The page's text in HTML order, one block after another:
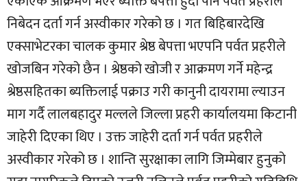
निबेदन दर्ता गर्न अस्वीकार गरेको छ । गत बिहिबारदेखि
एक्साभेटरका चालक कुमार श्रेष्ठ बेपत्ता भएपनि पर्वत प्रहरीले
खोजबिन गरेको छैन । श्रेष्ठको खोजी र आक्रमण गर्ने महेन्द्र
श्रेष्ठसहितका ब्यक्तिलाई पक्राउ गरी कानुनी दायरामा ल्याउन
माग गर्दै लालबहादुर मल्लले जिल्ला प्रहरी कार्यालयमा किटानी
जाहेरी दिएका थिए । उक्त जाहेरी दर्ता गर्न पर्वत प्रहरीले
अस्वीकार गरेको छ । शान्ति सुरक्षाका लागि जिम्मेबार हुनुको